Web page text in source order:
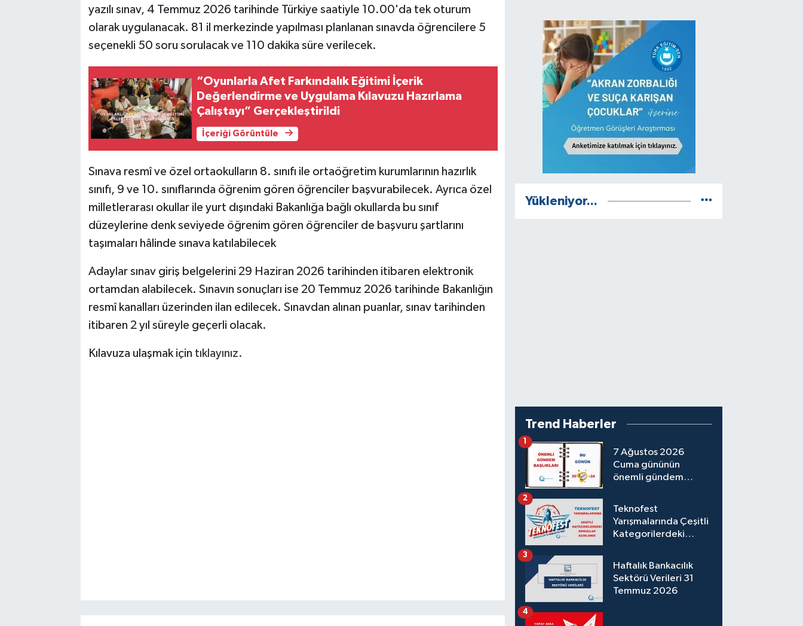
yazılı sınav, 4 Temmuz 2026 tarihinde Türkiye saatiyle 10.00'da tek oturum
olarak uygulanacak. 81 il merkezinde yapılması planlanan sınavda öğrencilere 5
seçenekli 50 soru sorulacak ve 110 dakika süre verilecek.
“Oyunlarla Afet Farkındalık Eğitimi İçerik
Değerlendirme ve Uygulama Kılavuzu Hazırlama
Çalıştayı” Gerçekleştirildi
İçeriği Görüntüle
Sınava resmî ve özel ortaokulların 8. sınıfı ile ortaöğretim kurumlarının hazırlık
sınıfı, 9 ve 10. sınıflarında öğrenim gören öğrenciler başvurabilecek. Ayrıca özel
milletlerarası okullar ile yurt dışındaki Bakanlığa bağlı okullarda bu sınıf
düzeylerine denk seviyede öğrenim gören öğrenciler de başvuru şartlarını
taşımaları hâlinde sınava katılabilecek
Adaylar sınav giriş belgelerini 29 Haziran 2026 tarihinden itibaren elektronik
ortamdan alabilecek. Sınavın sonuçları ise 20 Temmuz 2026 tarihinde Bakanlığın
resmî kanalları üzerinden ilan edilecek. Sınavdan alınan puanlar, sınav tarihinden
itibaren 2 yıl süreyle geçerli olacak.
Kılavuza ulaşmak için tıklayınız.
Yükleniyor...
Trend Haberler
7 Ağustos 2026
Cuma gününün
önemli gündem
1
Teknofest
Yarışmalarında Çeşitli
Kategorilerdeki
2
Haftalık Bankacılık
Sektörü Verileri 31
Temmuz 2026
3
4